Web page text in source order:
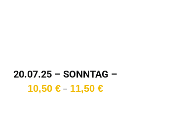
20.07.25 – SONNTAG –
11:15 Uhr
10,50 € – 11,50 €Preisspanne: